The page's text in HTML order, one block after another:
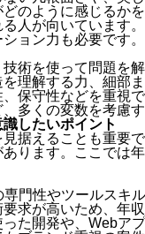
のように感じるか
人が向いています
ョン力も必要です。
術を使って問題を
理解する力、細部
保守性などを重視
多くの変数を考慮
したいポイント
据えることも重要
ります。ここでは
門性やツールスキ
求が高いため、年
た開発や、Webア